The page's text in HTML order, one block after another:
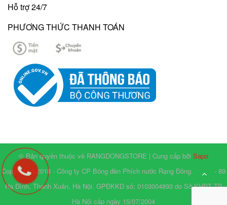
Hỗ trợ 24/7
PHƯƠNG THỨC THANH TOÁN
© Bản quyền thuộc về RANGDONGSTORE | Cung cấp bởi Sapo
Copyright ©2018 - Công ty CP Bóng đèn Phích nước Rạng Đông. Số 87 - 89
Hạ Đình, Thanh Xuân, Hà Nội. GPĐKKD số: 0103004893 do Sở KHĐT TP
Hà Nội cấp ngày 15/07/2004